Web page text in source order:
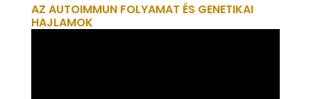
AZ AUTOIMMUN FOLYAMAT ÉS GENETIKAI
HAJLAMOK